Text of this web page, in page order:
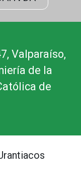
Valparaíso,
de la
de